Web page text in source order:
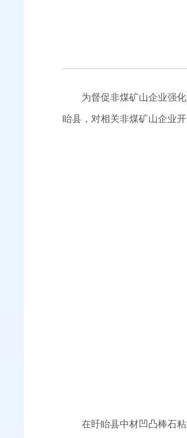
为督促非煤矿山企业强
眙县，对相关非煤矿山企业开
在盱眙县中材凹凸棒石